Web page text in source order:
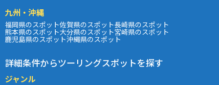
九州・沖縄
福岡県のスポット佐賀県のスポット長崎県のスポット
熊本県のスポット大分県のスポット宮崎県のスポット
鹿児島県のスポット沖縄県のスポット
詳細条件からツーリングスポットを探す
ジャンル